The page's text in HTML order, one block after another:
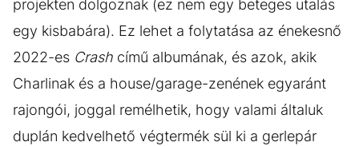
projekten dolgoznak (ez nem egy beteges utalás
egy kisbabára). Ez lehet a folytatása az énekesnő
2022-es Crash című albumának, és azok, akik
Charlinak és a house/garage-zenének egyaránt
rajongói, joggal remélhetik, hogy valami általuk
duplán kedvelhető végtermék sül ki a gerlepár